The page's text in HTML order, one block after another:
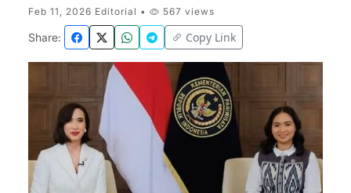
Feb 11, 2026 Editorial • 567 views
Share: Copy Link